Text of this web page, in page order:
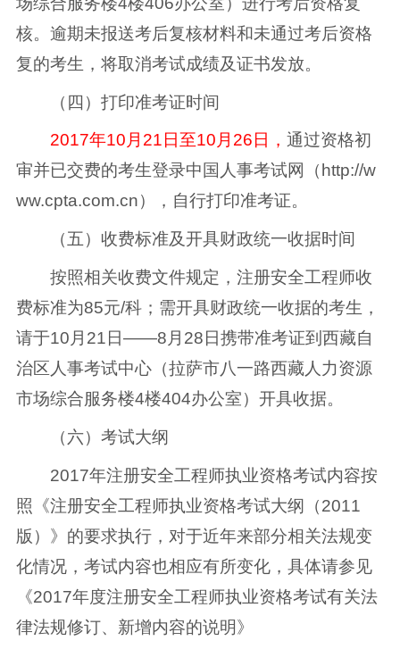
核。逾期未报送考后复核材料和未通过考后资格
复的考生，将取消考试成绩及证书发放。
（四）打印准考证时间
2017年10月21日至10月26日，通过资格初
审并已交费的考生登录中国人事考试网（http://w
ww.cpta.com.cn），自行打印准考证。
（五）收费标准及开具财政统一收据时间
按照相关收费文件规定，注册安全工程师收
费标准为85元/科；需开具财政统一收据的考生，
请于10月21日——8月28日携带准考证到西藏自
治区人事考试中心（拉萨市八一路西藏人力资源
市场综合服务楼4楼404办公室）开具收据。
（六）考试大纲
2017年注册安全工程师执业资格考试内容按
照《注册安全工程师执业资格考试大纲（2011
版）》的要求执行，对于近年来部分相关法规变
化情况，考试内容也相应有所变化，具体请参见
《2017年度注册安全工程师执业资格考试有关法
律法规修订、新增内容的说明》